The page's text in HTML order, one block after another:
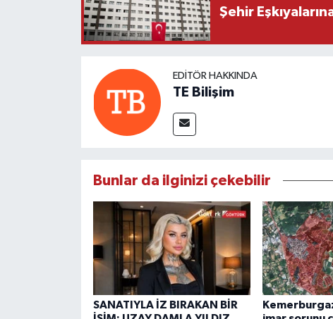
Şehir
EDITÖR HAKKINDA
TE Bilişim
Bunlar da ilginizi çekebilir
SANATIYLA İZ BIRAKAN BİR